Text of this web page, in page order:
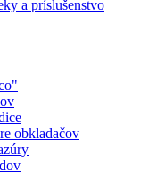
a príslušenstvo
obkladačov